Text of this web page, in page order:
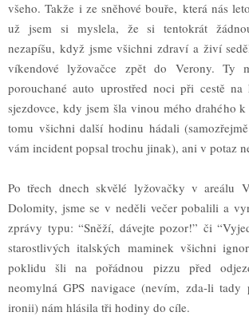
všeho. Takže i ze sněhové bouře, která nás
už jsem si myslela, že si tentokrátž
nezapíšu, když jsme všichni zdraví a živí sedě
víkendové lyžovačce zpět do Verony. Ty
porouchané auto uprostřed noci při cestě na
sjezdovce, kdy jsem šla vinou mého drahého
tomu všichni další hodinu hádali (samozřejm
vám incident popsal trochu jinak), ani v potaz
Po třech dnech skvělé lyžovačky v areálu
Dolomity, jsme se v neděli večer pobalili a
zprávy typu: “Sněží, dávejte pozor!” či “Vyje
starostlivých italských maminek všichni
poklidušli na pořádnou pizzu před
neomylná GPS navigace (nevím, zda-li tady
ironii) nám hlásila tři hodiny do cíle.